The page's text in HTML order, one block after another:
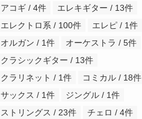
アコギ / 4件
エレキギター / 13件
エレクトロ系 / 100件
エレピ / 1件
オルガン / 1件
オーケストラ / 5件
クラシックギター / 13件
クラリネット / 1件
コミカル / 18件
サックス / 1件
ジングル / 1件
ストリングス / 23件
チェロ / 4件